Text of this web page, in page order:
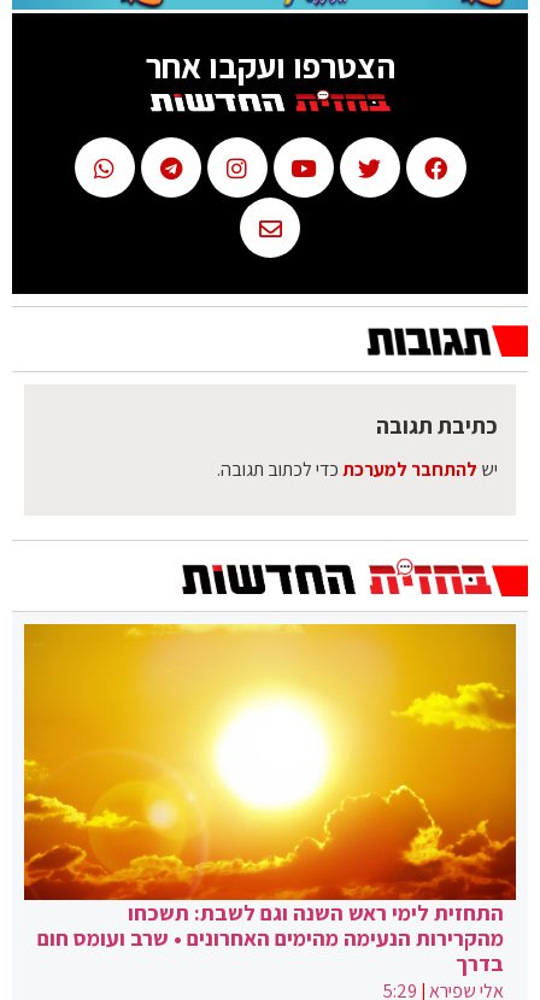
הצטרפו ועקבו אחר
כתיבת תגובה
יש להתחבר למערכתכדי לכתוב תגובה.
התחזית לימי ראש השנה וגם לשבת: תשכחו
מהקרירות הנעימה מהימים האחרונים • שרב ועומס חום
בדרך
אלי שפירא|
5:29